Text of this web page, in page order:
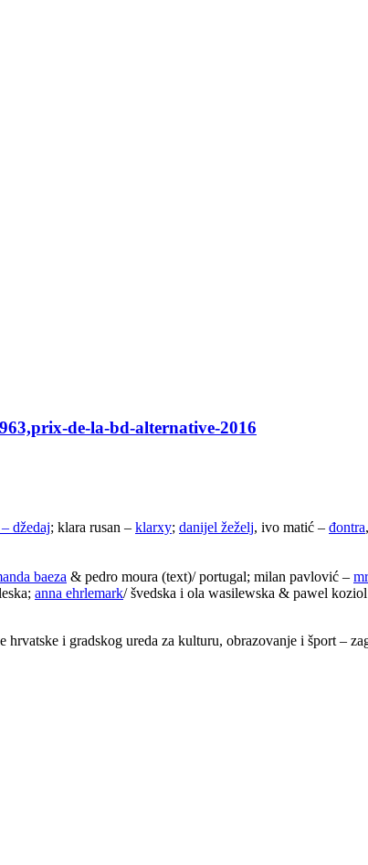
de-la-bd-alternative-2016
džedaj; klara rusan – klarxy; danijel žeželj, ivo matić – đontra,
baeza & pedro moura (text)/ portugal; milan pavlović –
anna ehrlemark/ švedska i ola wasilewska & pawel
i gradskog ureda za kulturu, obrazovanje i šport –